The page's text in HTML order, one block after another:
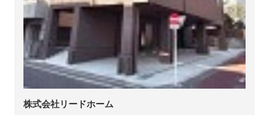
株式会社リードホーム